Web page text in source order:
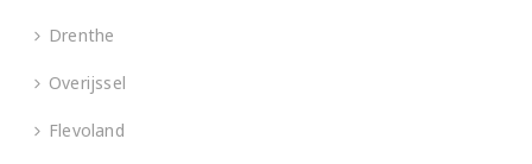
Drenthe
Overijssel
Flevoland